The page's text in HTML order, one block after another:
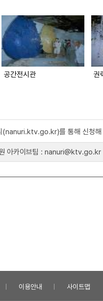
공간전시관 권
(nanuri.ktv.go.kr)를 통해 신청해
아카이브팀 : nanuri@ktv.go.kr
이용안내 사이트맵